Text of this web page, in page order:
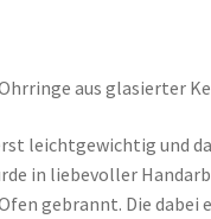
aus glasierter
leichtgewichtig und
in liebevoller
gebrannt. Die dabei